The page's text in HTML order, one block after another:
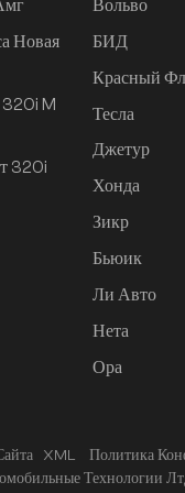
Новая
M
320i
Вольво
БИД
Красный
Тесла
Джетур
Хонда
Зикр
Бьюик
Ли Авто
Нета
Ора
XML
Политика
Технологии